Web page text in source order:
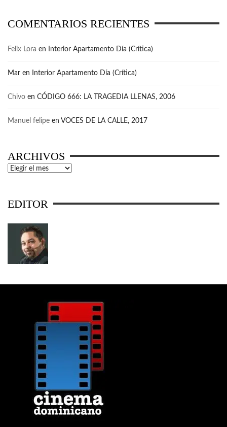
COMENTARIOS RECIENTES
Felix Lora en Interior Apartamento Día (Crítica)
Mar en Interior Apartamento Día (Crítica)
Chivo en CÓDIGO 666: LA TRAGEDIA LLENAS, 2006
Manuel felipe en VOCES DE LA CALLE, 2017
ARCHIVOS
Archivos
EDITOR